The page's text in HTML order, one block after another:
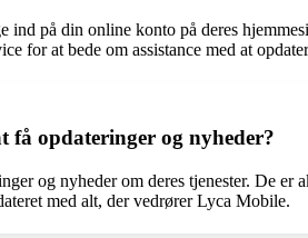
på din online konto på deres
for at bede om assistance med at
få opdateringer og nyheder?
og nyheder om deres tjenester. De
med alt, der vedrører Lyca Mobile.